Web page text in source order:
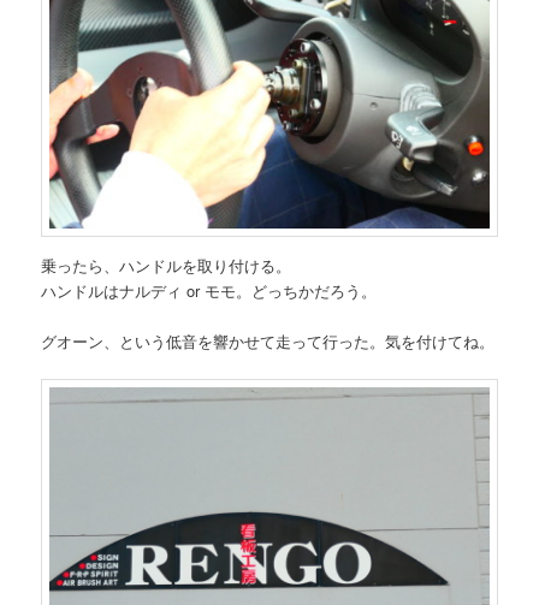
乗ったら、ハンドルを取り付ける。
ハンドルはナルディ or モモ。どっちかだろう。
グオーン、という低音を響かせて走って行った。気を付けてね。